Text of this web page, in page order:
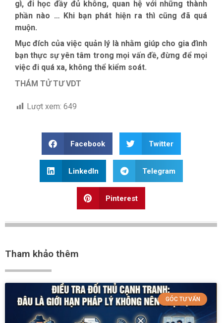
gì, đi học đầy đủ không, quan hệ với những thành
phần nào … Khi bạn phát hiện ra thì cũng đã quá
muộn.
Mục đích của việc quản lý là nhằm giúp cho gia đình
bạn thực sự yên tâm trong mọi vấn đề, đừng để mọi
việc đi quá xa, không thể kiểm soát.
THÁM TỬ TƯ VDT
Lượt xem: 649
Facebook Twitter
LinkedIn Telegram
Pinterest
Tham khảo thêm
GÓC TƯ VẤN